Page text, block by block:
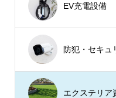
EV充電設備
防犯・セキュ
エクステリア